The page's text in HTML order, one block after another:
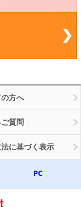
方へ
質問
に基づく表示
PC